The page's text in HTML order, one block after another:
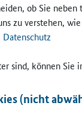
ob Sie
zu verstehen,
Datenschutz
sind, können Sie
(nichtEine